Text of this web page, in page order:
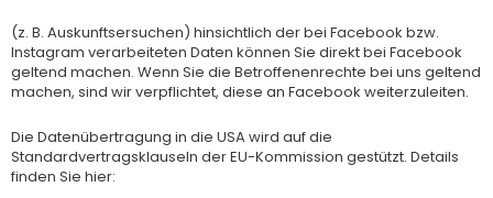
(z. B. Auskunftsersuchen) hinsichtlich der bei Facebook bzw.
Instagram verarbeiteten Daten können Sie direkt bei Facebook
geltend machen. Wenn Sie die Betroffenenrechte bei uns geltend
machen, sind wir verpflichtet, diese an Facebook weiterzuleiten.
Die Datenübertragung in die USA wird auf die
Standardvertragsklauseln der EU-Kommission gestützt. Details
finden Sie hier: